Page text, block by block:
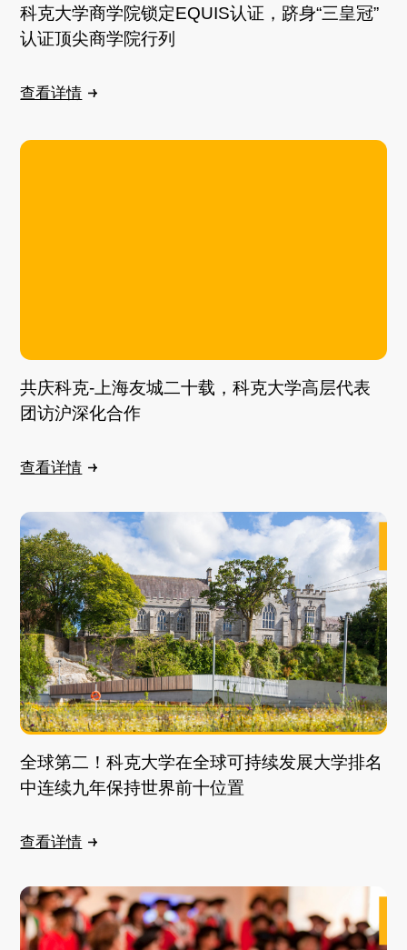
科克大学商学院锁定EQUIS认证，跻身“三皇冠”
认证顶尖商学院行列
查看详情
共庆科克-上海友城二十载，科克大学高层代表
团访沪深化合作
查看详情
全球第二！科克大学在全球可持续发展大学排名
中连续九年保持世界前十位置
查看详情